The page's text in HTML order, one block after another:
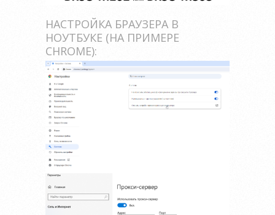
НАСТРОЙКА БРАУЗЕРА В
НОУТБУКЕ (НА ПРИМЕРЕ
CHROME):